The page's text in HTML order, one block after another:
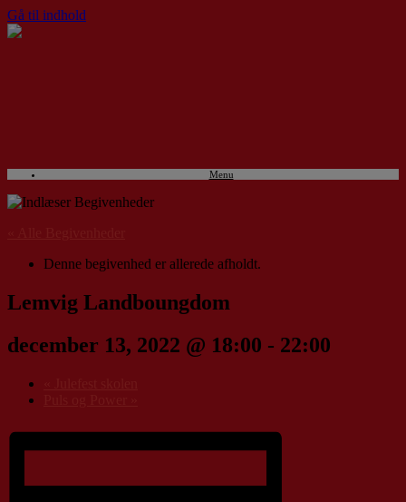
Gå til indhold
Menu
Denne begivenhed er allerede afholdt.
Lemvig Landboungdom
december 13, 2022 @ 18:00 - 22:00